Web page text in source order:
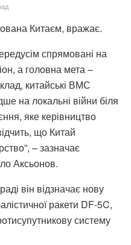
Китаєм, вражає.
спрямовані на
а головна мета –
китайські ВМС
на локальні війни біля
яке керівництво
що Китай
– зазначає
Аксьонов.
він відзначає нову
ракети DF-5C,
систему